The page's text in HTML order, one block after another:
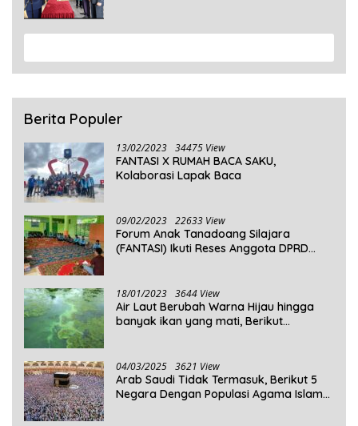
Berita Populer
13/02/2023 34475 View
FANTASI X RUMAH BACA SAKU,
Kolaborasi Lapak Baca
09/02/2023 22633 View
Forum Anak Tanadoang Silajara
(FANTASI) Ikuti Reses Anggota DPRD
18/01/2023 3644 View
Air Laut Berubah Warna Hijau hingga
banyak ikan yang mati, Berikut
04/03/2025 3621 View
Arab Saudi Tidak Termasuk, Berikut 5
Negara Dengan Populasi Agama Islam